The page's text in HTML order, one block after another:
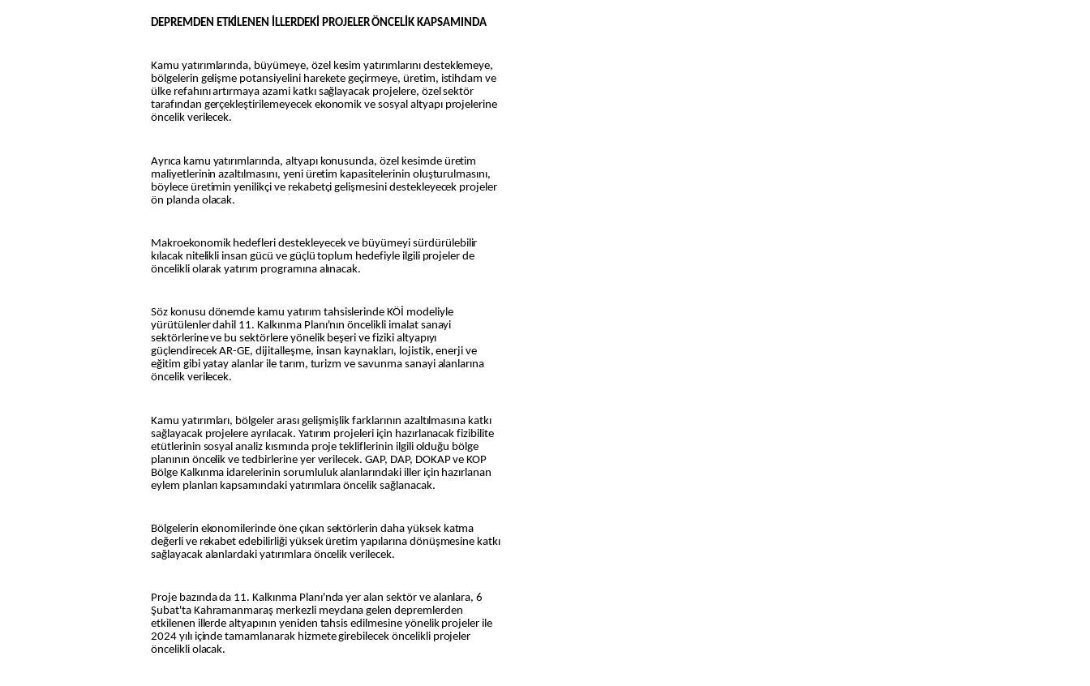
DEPREMDEN ETKİLENEN İLLERDEKİ PROJELER ÖNCELİK KAPSAMINDA
Kamu yatırımlarında, büyümeye, özel kesim yatırımlarını desteklemeye,
bölgelerin gelişme potansiyelini harekete geçirmeye, üretim, istihdam ve
ülke refahını artırmaya azami katkı sağlayacak projelere, özel sektör
tarafından gerçekleştirilemeyecek ekonomik ve sosyal altyapı projelerine
öncelik verilecek.
Ayrıca kamu yatırımlarında, altyapı konusunda, özel kesimde üretim
maliyetlerinin azaltılmasını, yeni üretim kapasitelerinin oluşturulmasını,
böylece üretimin yenilikçi ve rekabetçi gelişmesini destekleyecek projeler
ön planda olacak.
Makroekonomik hedefleri destekleyecek ve büyümeyi sürdürülebilir
kılacak nitelikli insan gücü ve güçlü toplum hedefiyle ilgili projeler de
öncelikli olarak yatırım programına alınacak.
Söz konusu dönemde kamu yatırım tahsislerinde KÖİ modeliyle
yürütülenler dahil 11. Kalkınma Planı'nın öncelikli imalat sanayi
sektörlerine ve bu sektörlere yönelik beşeri ve fiziki altyapıyı
güçlendirecek AR-GE, dijitalleşme, insan kaynakları, lojistik, enerji ve
eğitim gibi yatay alanlar ile tarım, turizm ve savunma sanayi alanlarına
öncelik verilecek.
Kamu yatırımları, bölgeler arası gelişmişlik farklarının azaltılmasına katkı
sağlayacak projelere ayrılacak. Yatırım projeleri için hazırlanacak fizibilite
etütlerinin sosyal analiz kısmında proje tekliflerinin ilgili olduğu bölge
planının öncelik ve tedbirlerine yer verilecek. GAP, DAP, DOKAP ve KOP
Bölge Kalkınma idarelerinin sorumluluk alanlarındaki iller için hazırlanan
eylem planları kapsamındaki yatırımlara öncelik sağlanacak.
Bölgelerin ekonomilerinde öne çıkan sektörlerin daha yüksek katma
değerli ve rekabet edebilirliği yüksek üretim yapılarına dönüşmesine katkı
sağlayacak alanlardaki yatırımlara öncelik verilecek.
Proje bazında da 11. Kalkınma Planı'nda yer alan sektör ve alanlara, 6
Şubat'ta Kahramanmaraş merkezli meydana gelen depremlerden
etkilenen illerde altyapının yeniden tahsis edilmesine yönelik projeler ile
2024 yılı içinde tamamlanarak hizmete girebilecek öncelikli projeler
öncelikli olacak.